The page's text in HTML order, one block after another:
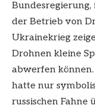
der Betrieb von
Ukrainekrieg
Drohnen kleine
abwerfen
hatte nur
russischen Fahne